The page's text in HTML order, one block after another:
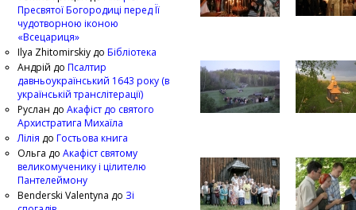
Пресвятої Богородиці перед Її
чудотворною іконою
«Всецариця»
Ilya Zhitomirskiy до Бібліотека
Андрій до Псалтир
давньоукраїнський 1643 року (в
українській транслітерації)
Руслан до Акафіст до святого
Архистратига Михаїла
Лілія до Гостьова книга
Ольга до Акафіст святому
великомученику і цілителю
Пантелеймону
Benderski Valentyna до Зі